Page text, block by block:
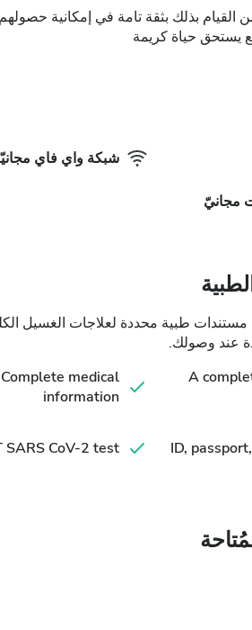
القيام بذلك بثقة تامة في إمكانية
يستحق حياة كريمة
شبكة واي فاي
مجانيّ
مستندات طبية محددة لعلاجات الغسيل
عند وصولك.
A
Complete medical
information
ID,
SARS CoV-2 test